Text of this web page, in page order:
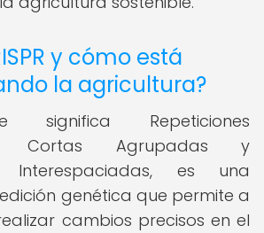
y cómo está
la agricultura?
significa Repeticiones
Cortas Agrupadas y
Interespaciadas, es una
genética que permite a
cambios precisos en el